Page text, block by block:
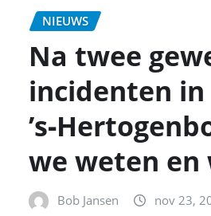
NIEUWS
Na twee
incidenten in
we weten
Bob Jansen nov 23,